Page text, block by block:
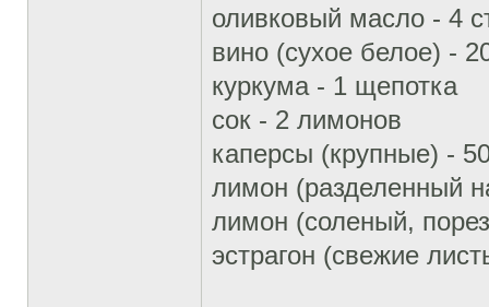
оливковый масло - 4
вино (сухое белое) -
куркума - 1 щепотка
сок - 2 лимонов
каперсы (крупные) -
лимон (разделенный
лимон (соленый,
эстрагон (свежие